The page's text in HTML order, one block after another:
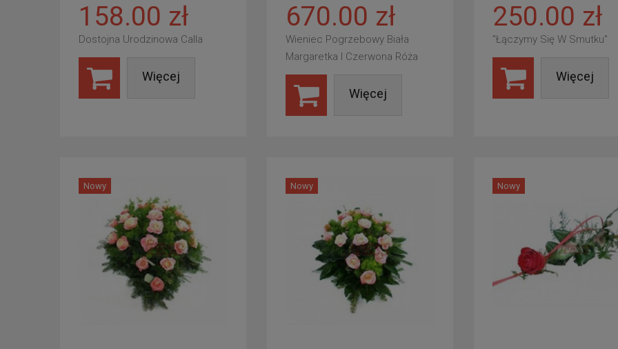
158.00 zł
Dostojna Urodzinowa Calla
Więcej
670.00 zł
Wieniec Pogrzebowy Biała
Margaretka I Czerwona Róża
Więcej
250.00 zł
"Łączymy Się W Smutku"
Więcej
Nowy Nowy Nowy